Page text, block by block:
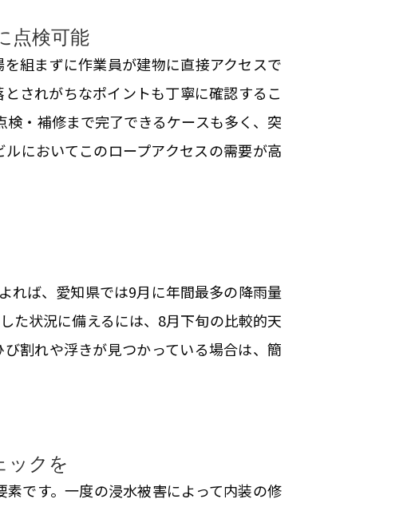
点検可能
組まずに作業員が建物に直接アクセスで
されがちなポイントも丁寧に確認するこ
・補修まで完了できるケースも多く、突
においてこのロープアクセスの需要が高
れば、愛知県では9月に年間最多の降雨量
た状況に備えるには、8月下旬の比較的天
割れや浮きが見つかっている場合は、簡
ックを
です。一度の浸水被害によって内装の修